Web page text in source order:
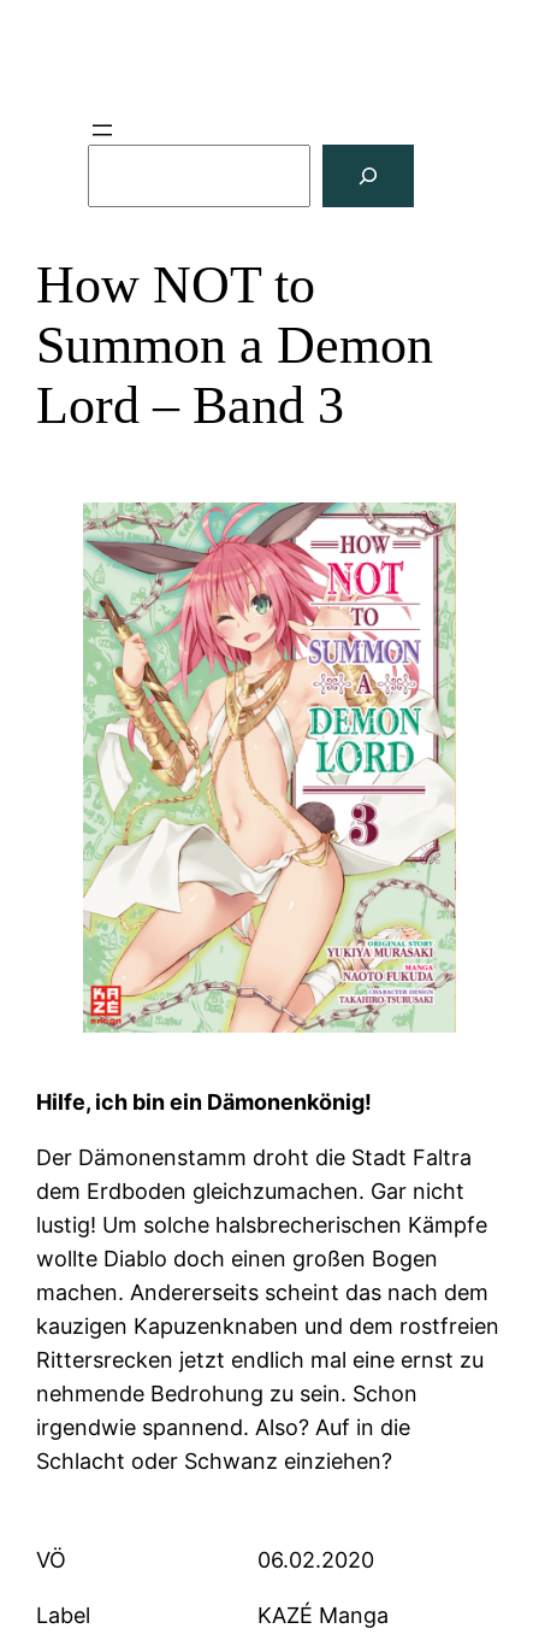
e
How NOT to
Summon a Demon
Lord – Band 3
Hilfe, ich bin ein Dämonenkönig!
Der Dämonenstamm droht die Stadt Faltra
dem Erdboden gleichzumachen. Gar nicht
lustig! Um solche halsbrecherischen Kämpfe
wollte Diablo doch einen großen Bogen
machen. Andererseits scheint das nach dem
kauzigen Kapuzenknaben und dem rostfreien
Rittersrecken jetzt endlich mal eine ernst zu
nehmende Bedrohung zu sein. Schon
irgendwie spannend. Also? Auf in die
Schlacht oder Schwanz einziehen?
VÖ 06.02.2020
Label KAZÉ Manga